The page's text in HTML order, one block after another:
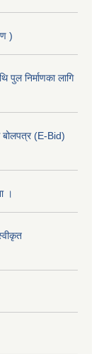
)
निर्माणका लागि
बोलपत्र (E-Bid)
।